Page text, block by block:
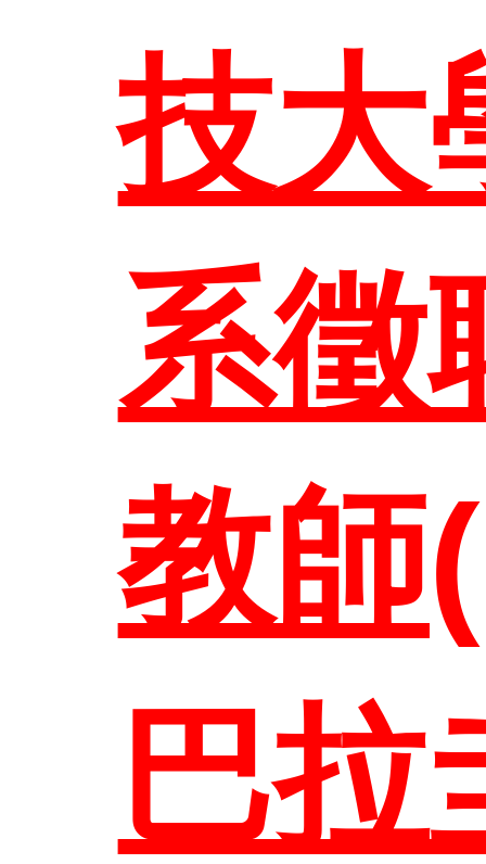
臺科
EN
聯絡
技大
系徵
教師
巴拉